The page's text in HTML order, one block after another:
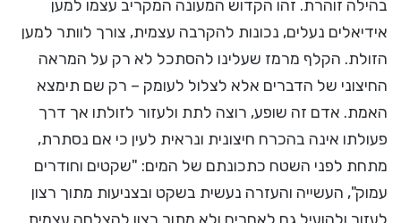
בהילה זוהרת. זהו הקדוש המעונה המקריב עצמו למען
אידיאלים נעלים, נכונות להקרבה עצמית, צורך לוותר למען
הזולת. הקלף מרמז שעלינו להסתכל לא רק על המראה
החיצוני של הדברים אלא לצלול לעומק – רק שם תימצא
האמת. אדם זה שופע, רוצה לתת ולעזור לזולתו אך דרך
פעולתו אינה בהכרח חיצונית ונראית לעין כי אם נסתרת,
מתחת לפני השטח כתכונתם של המים: "שקטים וחודרים
עמוק", העשייה והעזרה נעשית בשקט ובצניעות מתוך רצון